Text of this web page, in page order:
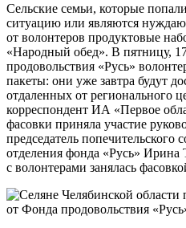
Сельские семьи, которые
ситуацию или являются
от волонтеров продуктовые
«Народный обед». В пятницу,
продовольствия «Русь»
пакеты: они уже завтра будут
отдаленных от регионального
корреспондент ИА «Первое
фасовки приняла участие
председатель попечительского
отделения фонда «Русь» Ирина
с волонтерами занялась